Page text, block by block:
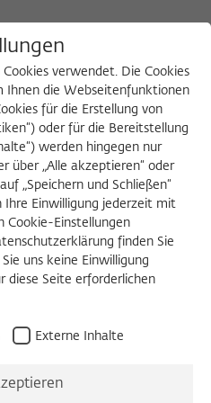
Dr. phil.
2006 in Bad
verwendet. Die Cookies
Ihnen die Webseitenfunktionen
für die Erstellung von
oder für die Bereitstellung
werden hingegen nur
über „Alle akzeptieren“ oder
„Speichern und Schließen“
Ihre Einwilligung jederzeit mit
Cookie-Einstellungen
finden Sie
uns keine Einwilligung
diese Seite erforderlichen
Externe Inhalte